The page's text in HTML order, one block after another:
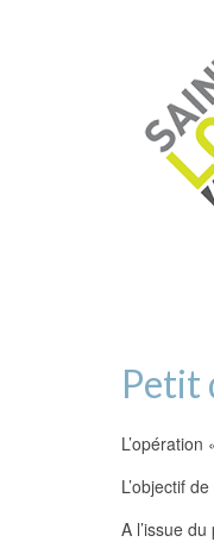
Petit
L’objectif
A l’issue